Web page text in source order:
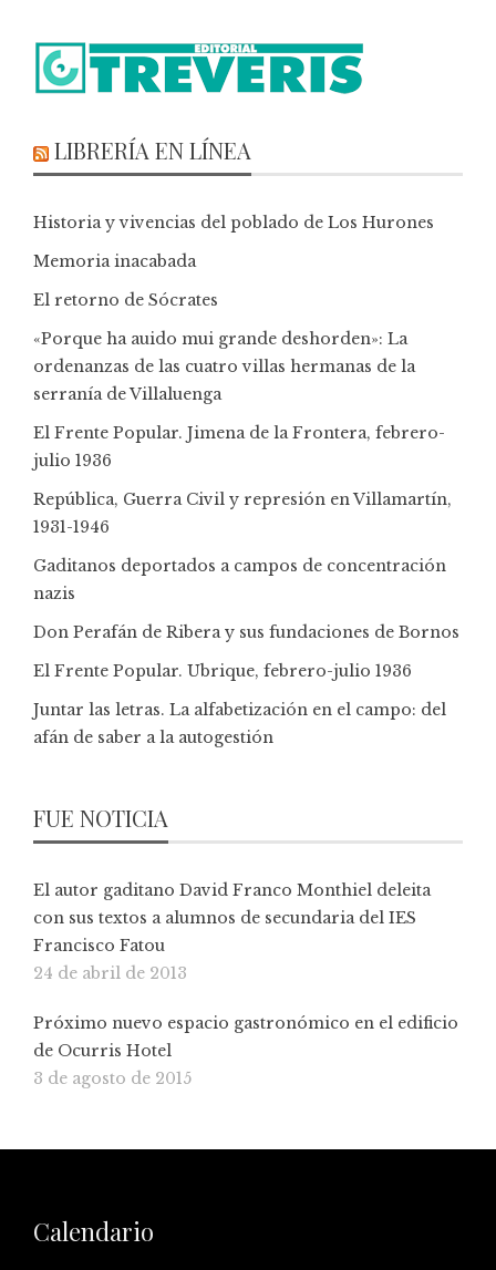
LIBRERÍA EN LÍNEA
Historia y vivencias del poblado de Los Hurones
Memoria inacabada
El retorno de Sócrates
«Porque ha auido mui grande deshorden»: La
ordenanzas de las cuatro villas hermanas de la
serranía de Villaluenga
El Frente Popular. Jimena de la Frontera, febrero-
julio 1936
República, Guerra Civil y represión en Villamartín,
1931-1946
Gaditanos deportados a campos de concentración
nazis
Don Perafán de Ribera y sus fundaciones de Bornos
El Frente Popular. Ubrique, febrero-julio 1936
Juntar las letras. La alfabetización en el campo: del
afán de saber a la autogestión
FUE NOTICIA
El autor gaditano David Franco Monthiel deleita
con sus textos a alumnos de secundaria del IES
Francisco Fatou
24 de abril de 2013
Próximo nuevo espacio gastronómico en el edificio
de Ocurris Hotel
3 de agosto de 2015
Calendario